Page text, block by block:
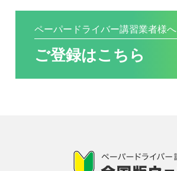
ペーパードライバー講習業者様へ
ご登録はこちら